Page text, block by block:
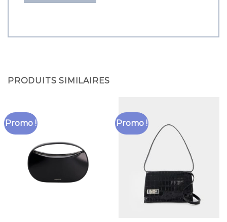
PRODUITS SIMILAIRES
Promo ! Promo !